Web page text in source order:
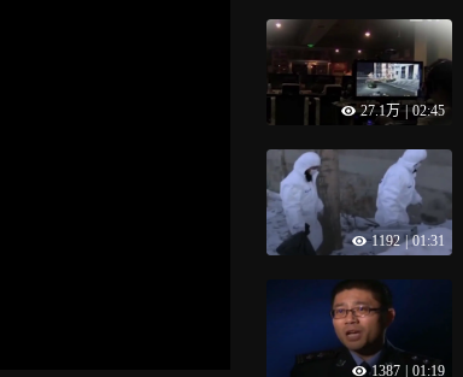
27.1万 02:45
1192 | 01:31
1387 01:19